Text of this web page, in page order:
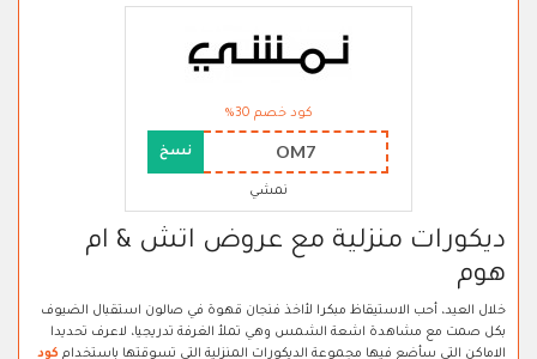
كود خصم 30%
OM7 نسخ
نمشي
ديكورات منزلية مع عروض اتش & ام
هوم
خلال العيد، أحب الاستيقاظ مبكرا لأاخذ فنجان قهوة في صالون استقبال الضيوف
بكل صمت مع مشاهدة اشعة الشمس وهي تملأ الغرفة تدريجيا، لاعرف تحديدا
الاماكن التي سأضع فيها مجموعة الديكورات المنزلية التي تسوقتها باستخدام كود